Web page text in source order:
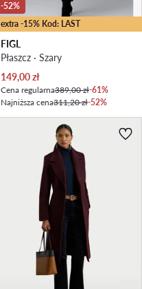
extra -15% Kod: LAST
-52%
FIGL
Płaszcz · Szary
Aktualna cena
149,00zł
Cena regularna389,00 zł-61%
Najniższa cena311,20 zł-52%